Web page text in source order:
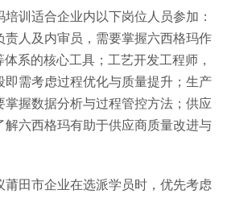
训适合企业内以下岗位人员参加：
责人及内审员，需要掌握六西格玛作
系的核心工具；工艺开发工程师，
即需考虑过程优化与质量提升；生产
掌握数据分析与过程管控方法；供应
解六西格玛有助于供应商质量改进与
莆田市企业在选派学员时，优先考虑